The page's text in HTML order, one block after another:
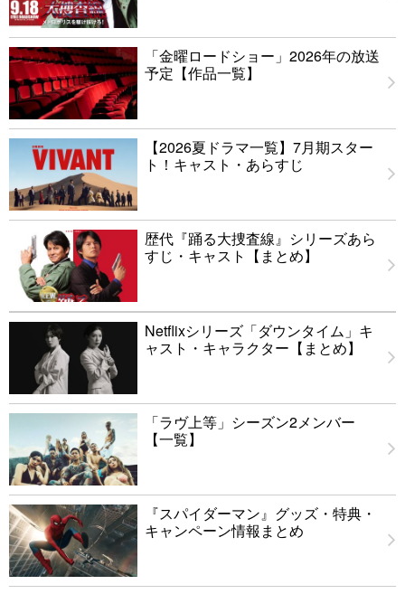
「金曜ロードショー」2026年の放送
予定【作品一覧】
【2026夏ドラマ一覧】7月期スター
ト！キャスト・あらすじ
歴代『踊る大捜査線』シリーズあら
すじ・キャスト【まとめ】
Netflixシリーズ「ダウンタイム」キ
ャスト・キャラクター【まとめ】
「ラヴ上等」シーズン2メンバー
【一覧】
『スパイダーマン』グッズ・特典・
キャンペーン情報まとめ